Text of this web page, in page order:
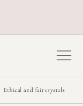
Ethical and fair crystals